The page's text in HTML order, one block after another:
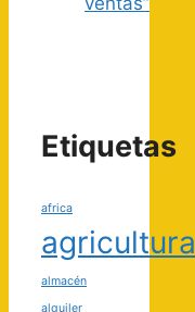
Etiquetas
africa
agricultura
almacén
alquiler